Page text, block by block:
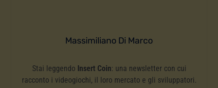
Massimiliano Di Marco
Stai leggendo Insert Coin: una newsletter con cui
racconto i videogiochi, il loro mercato e gli sviluppatori.